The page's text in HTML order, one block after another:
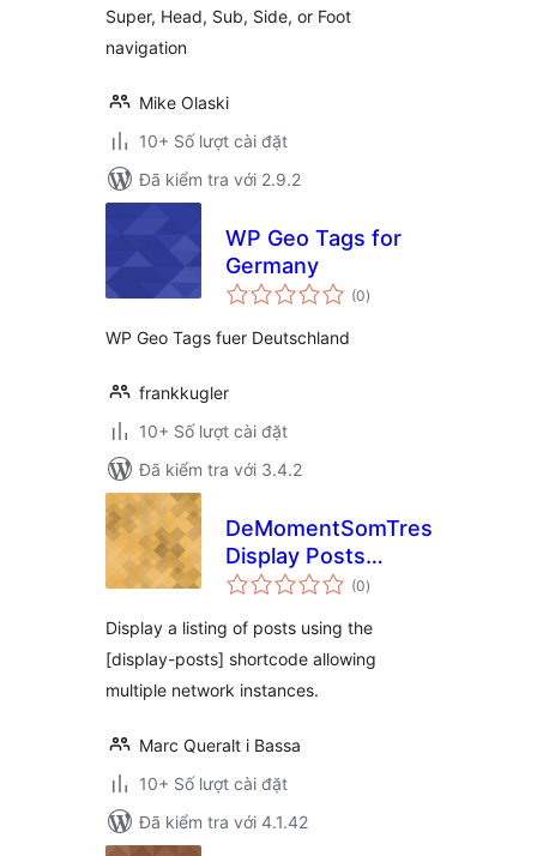
Super, Head, Sub, Side, or Foot
navigation
Mike Olaski
10+ Số lượt cài đặt
Đã kiểm tra với 2.9.2
WP Geo Tags for
Germany
(0tổng
đánh
)
WP Geo Tags fuer Deutschland
frankkugler
10+ Số lượt cài đặt
Đã kiểm tra với 3.4.2
DeMomentSomTres
Display Posts
Shortcode
(0tổng
đánh
)
Display a listing of posts using the
[display-posts] shortcode allowing
multiple network instances.
Marc Queralt i Bassa
10+ Số lượt cài đặt
Đã kiểm tra với 4.1.42